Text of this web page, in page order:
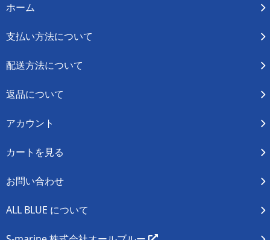
ホーム
支払い方法について
配送方法について
返品について
アカウント
カートを見る
お問い合わせ
ALL BLUE について